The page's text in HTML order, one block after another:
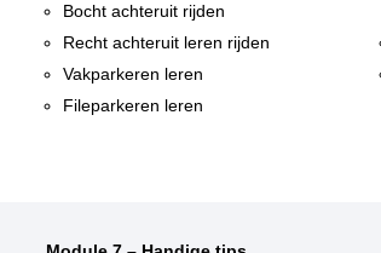
Bocht achteruit rijden
Recht achteruit leren rijden
Vakparkeren leren
Fileparkeren leren